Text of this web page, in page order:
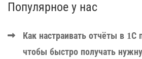
Популярное у нас
Как настраивать отчёты в 1С
чтобы быстро получать